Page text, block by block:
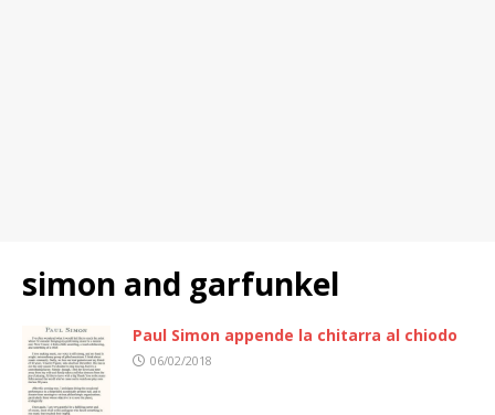
simon and garfunkel
Paul Simon appende la chitarra al chiodo
06/02/2018